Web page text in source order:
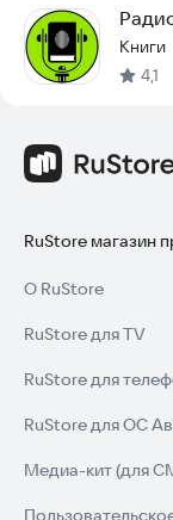
Книги
4,1
RuStore магазин
О RuStore
RuStore для TV
RuStore для
RuStore для ОС
Медиа-кит (для